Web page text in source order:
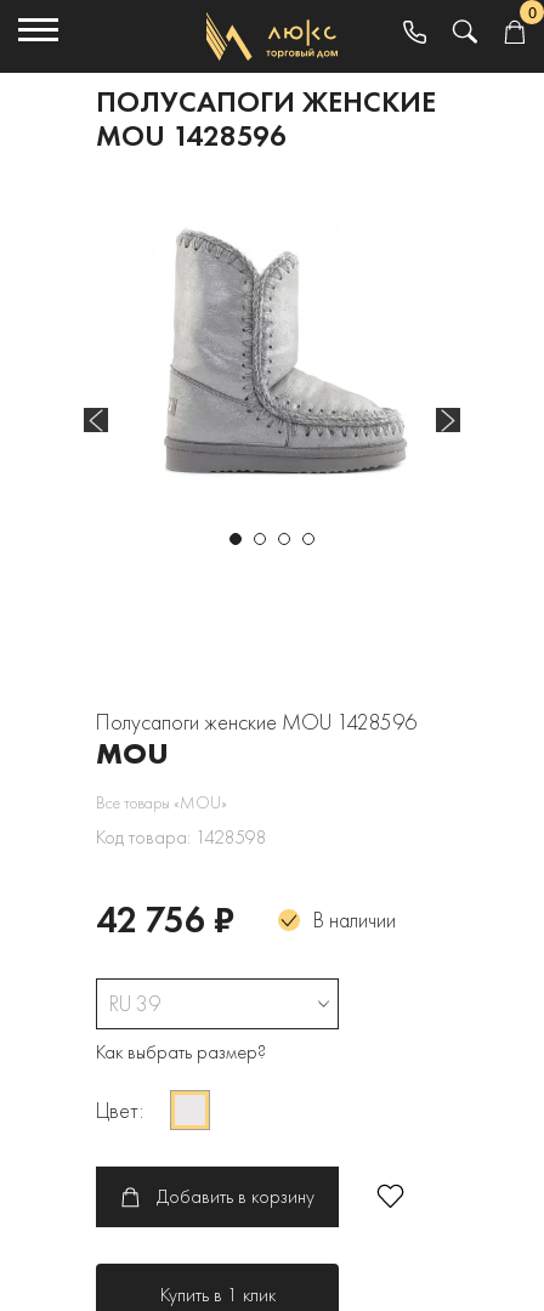
0
ПОЛУСАПОГИ ЖЕНСКИЕ
MOU 1428596
Полусапоги женские MOU 1428596
MOU
Все товары «MOU»
Код товара: 1428598
42 756 ₽ В наличии
RU 39
Как выбрать размер?
Цвет:
Добавить в корзину
Купить в 1 клик